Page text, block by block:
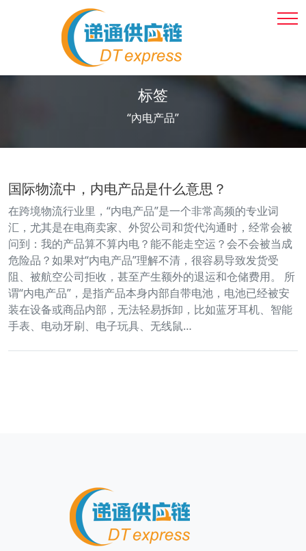
标签
“內电产品”
国际物流中，内电产品是什么意思？
在跨境物流行业里，“内电产品”是一个非常高频的专业词
汇，尤其是在电商卖家、外贸公司和货代沟通时，经常会被
问到：我的产品算不算内电？能不能走空运？会不会被当成
危险品？如果对“内电产品”理解不清，很容易导致发货受
阻、被航空公司拒收，甚至产生额外的退运和仓储费用。 所
谓“内电产品”，是指产品本身内部自带电池，电池已经被安
装在设备或商品内部，无法轻易拆卸，比如蓝牙耳机、智能
手表、电动牙刷、电子玩具、无线鼠…